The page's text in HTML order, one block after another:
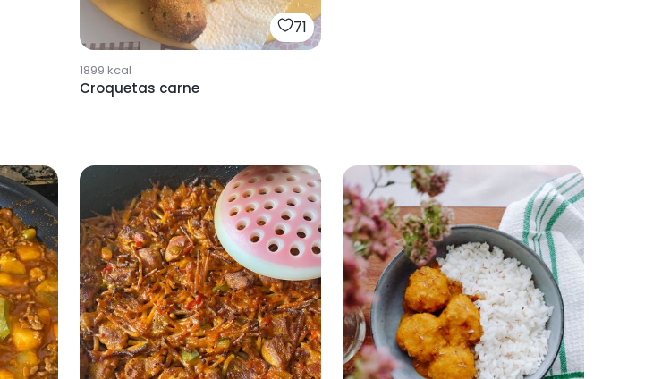
71
1899 kcal
Croquetas carne